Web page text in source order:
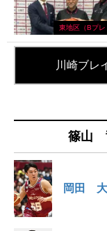
東地区（Bプレ
川崎ブレ
篠山
岡田